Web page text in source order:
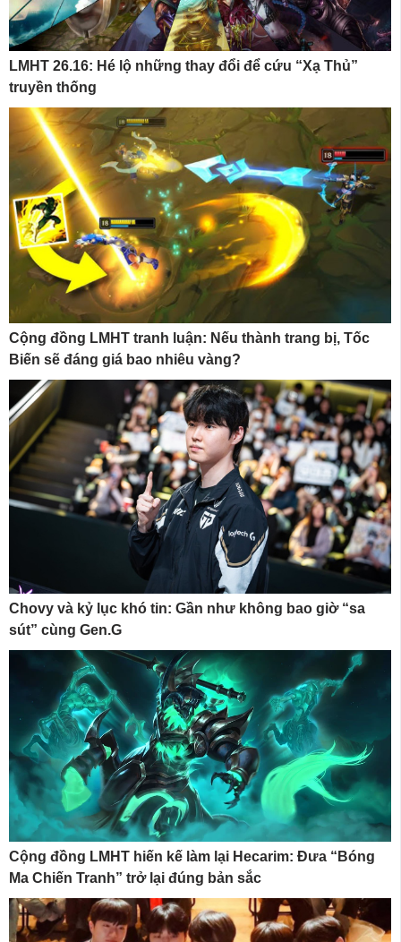
LMHT 26.16: Hé lộ những thay đổi để cứu “Xạ Thủ”
truyền thống
Cộng đồng LMHT tranh luận: Nếu thành trang bị, Tốc
Biến sẽ đáng giá bao nhiêu vàng?
Chovy và kỷ lục khó tin: Gần như không bao giờ “sa
sút” cùng Gen.G
Cộng đồng LMHT hiến kế làm lại Hecarim: Đưa “Bóng
Ma Chiến Tranh” trở lại đúng bản sắc